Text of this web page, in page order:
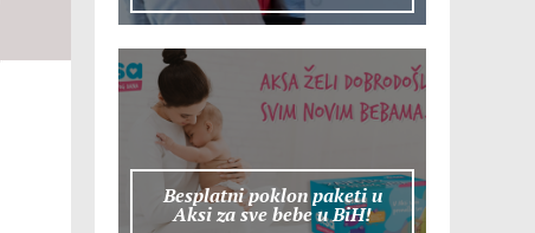
Besplatni poklon paketi u
Aksi za sve bebe u BiH!